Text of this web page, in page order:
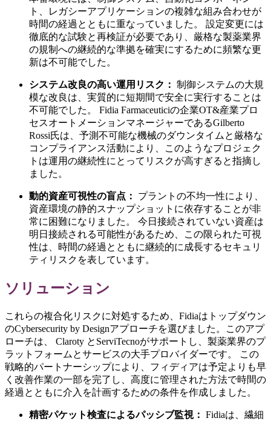
ト、レガシーアプリケーションの複雑な組み合わせが
時間の経過とともに重なっていました。 設定変更には
徹底的な試験と再検証が必要であり、厳格な製薬業界
の規制への継続的な準拠を確実にするために頻繁な更
新は不可能でした。
システム改良の高い運用リスク： 制御システムの大規
模な改良は、実質的に短期間で安全に実行することは
不可能でした。 Fidia Farmaceuticiの企業OT&産業プロ
セスオートメーションマネージャーであるGilberto
Rossi氏は、予測不可能な機械のダウンタイムと厳格な
コンプライアンス活動により、このようなプロジェク
トは運用の継続性にとってリスクが高すぎると指摘し
ました。
動的資産可視性の盲点： プラントの不均一性により、
資産環境の静的スナップショットに依存することが非
常に困難になりました。 今日接続されていない資産は
明日接続される可能性があるため、この限られた可視
性は、時間の経過とともに継続的に成長するセキュリ
ティリスクを表しています。
ソリューション
これらの複合化リスクに対処するため、Fidiaはトップダウン
のCybersecurity by Designアプローチを選びました。このアプ
ローチは、 Claroty とServiTecnoがサポートし、製薬業界のプ
ラットフォームとサービスの大手プロバイダーです。 この
戦略的パートナーシップにより、フィディアは予定よりも早
く改善作業の一部を完了し、高度に管理された方法で時間の
経過とともに介入を計画するための条件を作成しました。
精密パケット検査によるパッシブ監視： Fidiaは、繊細